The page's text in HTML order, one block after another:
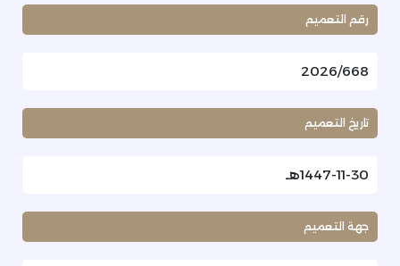
رقم التعميم
2026/668
تاريخ التعميم
1447-11-30هـ
جهة التعميم